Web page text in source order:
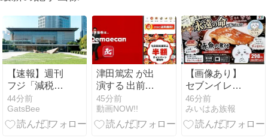
【速報】週刊
フジ「減税反
対結構！なら
ば石破太郎と
河野茂は離党
44分前
GatsBee
津田篤宏 が出
演する 出前館
のCM
「【9,000店舗
以上が​半
45分前
動画NOW!!
【画像あり】
セブンイレブ
ンのバイト
「AIにちいか
わの画像を食
46分前
みいはあ族報